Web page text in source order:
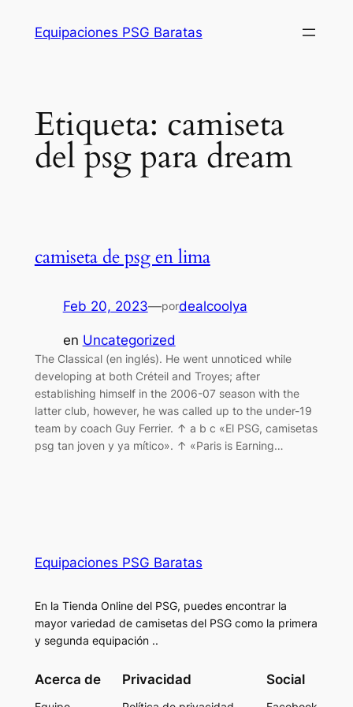
Equipaciones PSG Baratas
Etiqueta: camiseta
del psg para dream
camiseta de psg en lima
Feb 20, 2023—pordealcoolya
en Uncategorized
The Classical (en inglés). He went unnoticed while
developing at both Créteil and Troyes; after
establishing himself in the 2006-07 season with the
latter club, however, he was called up to the under-19
team by coach Guy Ferrier. ↑ a b c «El PSG, camisetas
psg tan joven y ya mítico». ↑ «Paris is Earning…
Equipaciones PSG Baratas
En la Tienda Online del PSG, puedes encontrar la
mayor variedad de camisetas del PSG como la primera
y segunda equipación ..
Acerca de Privacidad Social